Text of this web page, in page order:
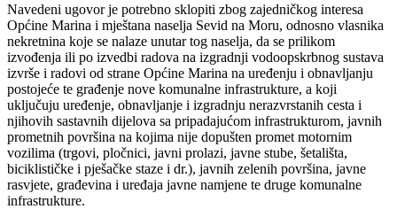
Navedeni ugovor je potrebno sklopiti zbog zajedničkog interesa
Općine Marina i mještana naselja Sevid na Moru, odnosno vlasnika
nekretnina koje se nalaze unutar tog naselja, da se prilikom
izvođenja ili po izvedbi radova na izgradnji vodoopskrbnog sustava
izvrše i radovi od strane Općine Marina na uređenju i obnavljanju
postojeće te građenje nove komunalne infrastrukture, a koji
uključuju uređenje, obnavljanje i izgradnju nerazvrstanih cesta i
njihovih sastavnih dijelova sa pripadajućom infrastrukturom, javnih
prometnih površina na kojima nije dopušten promet motornim
vozilima (trgovi, pločnici, javni prolazi, javne stube, šetališta,
biciklističke i pješačke staze i dr.), javnih zelenih površina, javne
rasvjete, građevina i uređaja javne namjene te druge komunalne
infrastrukture.